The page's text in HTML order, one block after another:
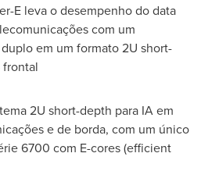
E leva o desempenho do data
com um
em um formato 2U short-
frontal
2U short-depth para IA em
e de borda, com um único
6700 com E-cores (efficient